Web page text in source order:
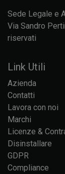
Sede Legale e
Via Sandro
riservati
Link Utili
Azienda
Contatti
Lavora con noi
Marchi
Licenze &
Disinstallare
GDPR
Compliance